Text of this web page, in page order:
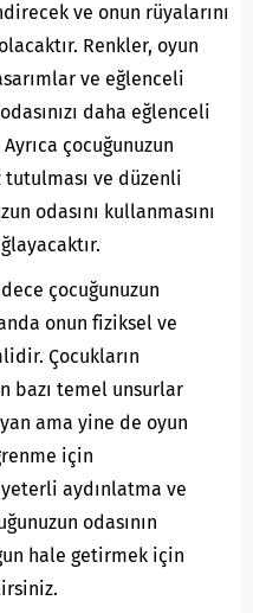
ve onun rüyalarını
Renkler, oyun
ve eğlenceli
daha eğlenceli
çocuğunuzun
tutulması ve düzenli
odasını kullanmasını
çocuğunuzun
onun fiziksel ve
Çocukların
bazı temel unsurlar
ama yine de oyun
için
aydınlatma ve
odasının
hale getirmek için